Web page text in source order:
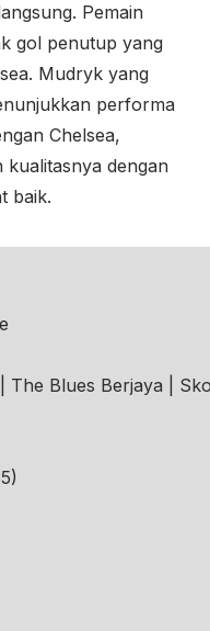
Pemain
gol penutup yang
Mudryk yang
performa
Chelsea,
dengan
baik.
The Blues Berjaya |